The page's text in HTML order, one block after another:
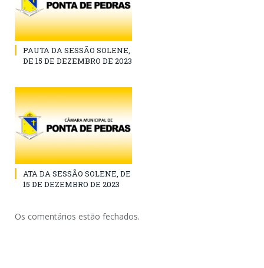
PAUTA DA SESSÃO SOLENE,
DE 15 DE DEZEMBRO DE 2023
ATA DA SESSÃO SOLENE, DE
15 DE DEZEMBRO DE 2023
Os comentários estão fechados.